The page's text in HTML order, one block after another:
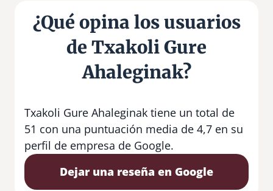
¿Qué opina los usuarios
de Txakoli Gure
Ahaleginak?
Txakoli Gure Ahaleginak tiene un total de
51 con una puntuación media de 4,7 en su
perfil de empresa de Google.
Dejar una reseña en Google